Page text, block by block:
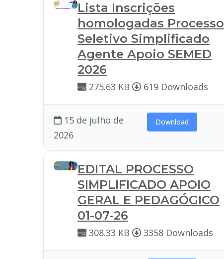
Lista Inscrições
homologadas Processo
Seletivo Simplificado
Agente Apoio SEMED
2026
275.63 KB 619 Downloads
15 de julho de
2026
Download
EDITAL PROCESSO
SIMPLIFICADO APOIO
GERAL E PEDAGÓGICO
01-07-26
308.33 KB 3358 Downloads